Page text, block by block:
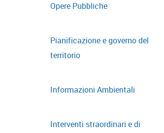
Opere Pubbliche
Pianificazione e governo del
territorio
Informazioni Ambientali
Interventi straordinari e di